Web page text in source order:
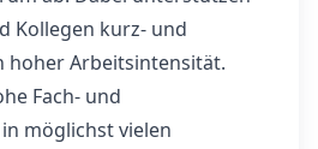
Kollegen kurz- und
hoher Arbeitsintensität.
Fach- und
möglichst vielen